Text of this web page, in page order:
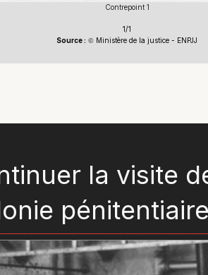
Contrepoint 1
1/1
Source : © Ministère de la justice - ENPJJ
la visite